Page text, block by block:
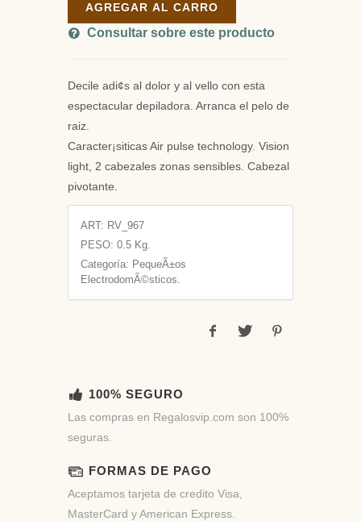
AGREGAR AL CARRO
Consultar sobre este producto
Decile adi¢s al dolor y al vello con esta
espectacular depiladora. Arranca el pelo de
raiz.
Caracter¡siticas Air pulse technology. Vision
light, 2 cabezales zonas sensibles. Cabezal
pivotante.
ART: RV_967
PESO: 0.5 Kg.
Categoría: PequeÃ±os
ElectrodomÃ©sticos.
100% SEGURO
Las compras en Regalosvip.com son 100%
seguras.
FORMAS DE PAGO
Aceptamos tarjeta de credito Visa,
MasterCard y American Express.